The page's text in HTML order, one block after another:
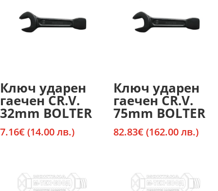
Ключ ударен
гаечен CR.V.
32mm BOLTER
7.16€ (14.00 лв.)
Ключ ударен
гаечен CR.V.
75mm BOLTER
82.83€ (162.00 лв.)